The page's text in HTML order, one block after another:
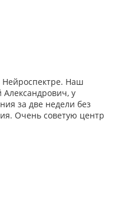
Нейроспектре. Наш
Александрович, у
за две недели без
Очень советую центр